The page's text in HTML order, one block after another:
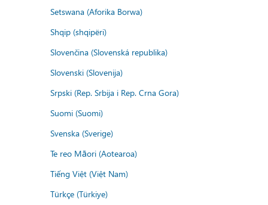
Setswana (Aforika Borwa)
Shqip (shqipëri)
Slovenčina (Slovenská republika)
Slovenski (Slovenija)
Srpski (Rep. Srbija i Rep. Crna Gora)
Suomi (Suomi)
Svenska (Sverige)
Te reo Māori (Aotearoa)
Tiếng Việt (Việt Nam)
Türkçe (Türkiye)